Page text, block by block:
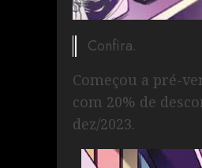
Confira.
Começou a pré-
com 20% de
dez/2023.